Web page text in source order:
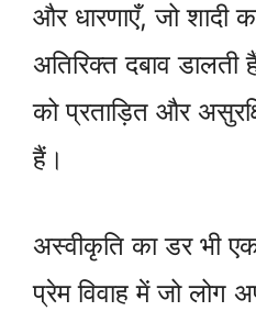
और धारणाएँ, जो शादी
अतिरिक्त दबाव
को प्रताड़ित और
हैं।
अस्वीकृति का डर भी
प्रेम विवाह में जो लोग